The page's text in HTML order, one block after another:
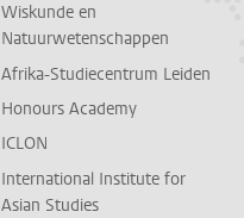
Wiskunde en
Natuurwetenschappen
Afrika-Studiecentrum Leiden
Honours Academy
ICLON
International Institute for
Asian Studies